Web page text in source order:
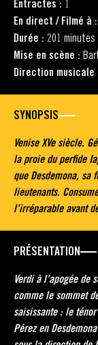
Entractes : 1
En direct / Filmé à :
Durée : 201 minutes
Mise en scène :
Direction musicale
SYNOPSIS
Venise XVe siècle.
la proie du perfide
que Desdemona, sa
lieutenants.
l’irréparable avant
PRÉSENTATION
Verdi à l’apogée de
comme le sommet
saisissante : le
Pérez en